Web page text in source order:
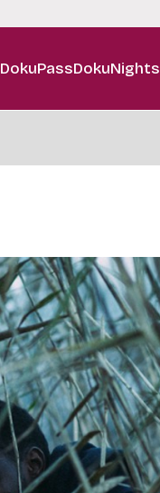
DokuPassDokuNights